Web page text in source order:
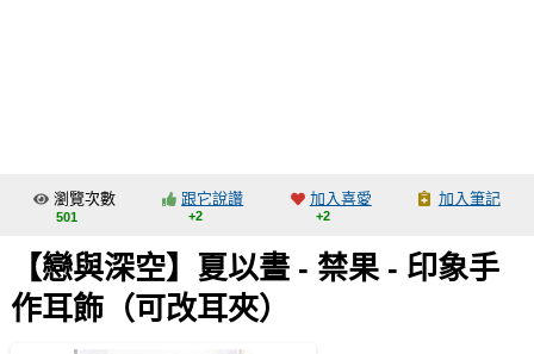
交流中心
攤位轉讓區
會員功能選單
瀏覽次數
501
跟它說讚
+2
加入喜愛
+2
加入筆記
【戀與深空】夏以晝 - 禁果 - 印象手
作耳飾（可改耳夾）